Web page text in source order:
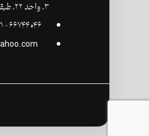
۳، واحد ۲۲، طبقۀ ۵